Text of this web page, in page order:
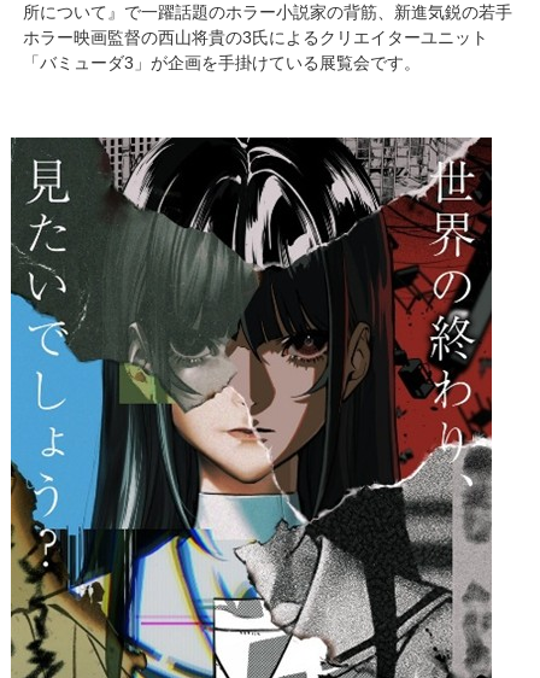
所について』で一躍話題のホラー小説家の背筋、新進気鋭の若手
ホラー映画監督の西山将貴の3氏によるクリエイターユニット
「バミューダ3」が企画を手掛けている展覧会です。